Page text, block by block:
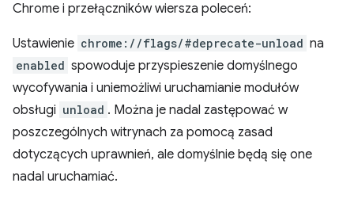
Chrome i przełączników wiersza poleceń:
Ustawienie chrome://flags/#deprecate-unload na
enabled spowoduje przyspieszenie domyślnego
wycofywania i uniemożliwi uruchamianie modułów
obsługi unload . Można je nadal zastępować w
poszczególnych witrynach za pomocą zasad
dotyczących uprawnień, ale domyślnie będą się one
nadal uruchamiać.